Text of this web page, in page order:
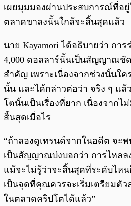
เผยมุมมองผ่านประสบการณ์ที่อ
ตลาดขาลงนั้นใกล้จะสิ้นสุดแล้ว
นาย Kayamori ได้อธิบายว่า การ
4,000 ดอลลาร์นั้นเป็นสัญญาณชัด
สำคัญ เพราะเนื่องจากช่วงนั้นใ
นั้น และได้กล่าวต่อว่า จริง ๆ แ
โตนั้นเป็นเรื่องที่ยาก เนื่องจากไ
สิ้นสุดเมื่อไร
“ถ้าลองดูเทรนด์จากในอดีต จะ
เป็นสัญญาณบ่งบอกว่า การไหลล
แม้จะไม่รู้ว่าจะสิ้นสุดที่ระดับไห
เป็นจุดที่คุณควรจะเริ่มเตรียมตัว
ในตลาดคริปโตได้แล้ว”